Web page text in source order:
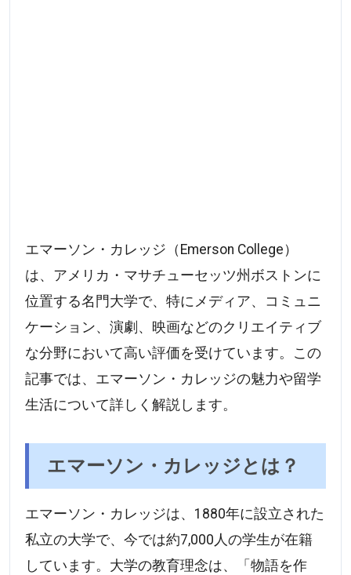
エマーソン・カレッジ（Emerson College）
は、アメリカ・マサチューセッツ州ボストンに
位置する名門大学で、特にメディア、コミュニ
ケーション、演劇、映画などのクリエイティブ
な分野において高い評価を受けています。この
記事では、エマーソン・カレッジの魅力や留学
生活について詳しく解説します。
エマーソン・カレッジとは？
エマーソン・カレッジは、1880年に設立された
私立の大学で、今では約7,000人の学生が在籍
しています。大学の教育理念は、「物語を作